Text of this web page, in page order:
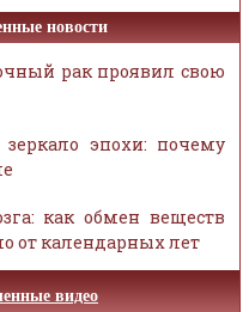
новости
рак проявил свою
зеркало эпохи: почему
как обмен веществ
от календарных лет
видео